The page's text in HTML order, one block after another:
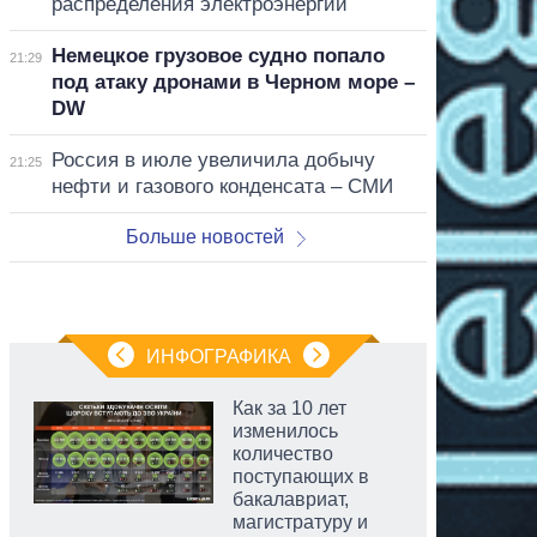
21:29
Немецкое грузовое судно попало
под атаку дронами в Черном море –
DW
21:25
Россия в июле увеличила добычу
нефти и газового конденсата – СМИ
Больше новостей
ИНФОГРАФИКА
Как за 10 лет
изменилось
количество
поступающих в
бакалавриат,
магистратуру и